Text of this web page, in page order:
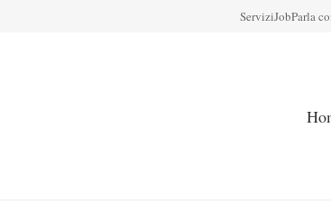
ServiziJobParla